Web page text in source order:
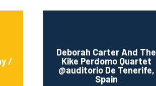
/
Deborah Carter And The
Kike Perdomo Quartet
@auditorio De Tenerife,
Spain